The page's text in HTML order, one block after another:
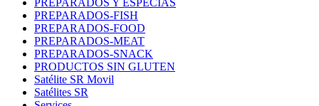
PREPARADOS-FISH
PREPARADOS-FOOD
PREPARADOS-MEAT
PREPARADOS-SNACK
PRODUCTOS SIN GLUTEN
Satélite SR Movil
Satélites SR